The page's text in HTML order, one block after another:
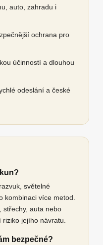
auto, zahradu i
ochrana pro
účinností a dlouhou
odeslání a české
světelné
kombinaci více metod.
střechy, auta nebo
riziko jejího návratu.
bezpečné?